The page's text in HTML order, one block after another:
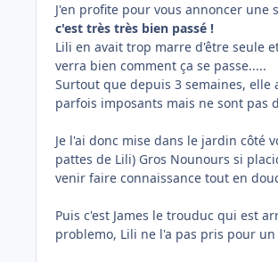
J'en profite pour vous annoncer une
c'est très très bien passé !
Lili en avait trop marre d'être seule
verra bien comment ça se passe.....
Surtout que depuis 3 semaines,
parfois imposants mais ne sont pas
Je l'ai donc mise dans le jardin côté
pattes de Lili) Gros Nounours si
venir faire connaissance tout en
Puis c'est James le trouduc qui est
problemo, Lili ne l'a pas pris pour